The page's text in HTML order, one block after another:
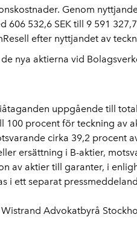
Genom
532,6 SEK till 9 591
efter nyttjandet av
nya aktierna vid
uppgående till
procent för teckning av
cirka 39,2 procent
ersättning i B-aktier,
av aktier till garanter, i
i ett separat
Advokatbyrå